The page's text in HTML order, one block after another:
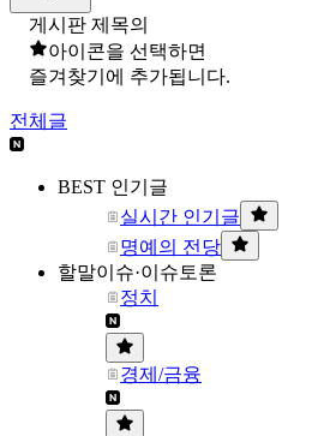
게시판 제목의
아이콘을 선택하면
즐겨찾기에 추가됩니다.
전체글
BEST 인기글
실시간 인기글
명예의 전당
할말이슈·이슈토론
정치
경제/금융